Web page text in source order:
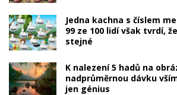
Jedna kachna s číslem
99 ze 100 lidí však tvrdí,
stejné
K nalezení 5 hadů na
nadprůměrnou dávku
jen génius